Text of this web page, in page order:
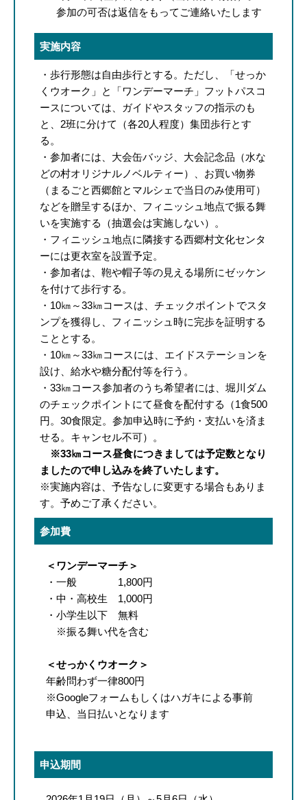
参加の可否は返信をもってご連絡いたします
実施内容
・歩行形態は自由歩行とする。ただし、「せっか
くウオーク」と「ワンデーマーチ」フットパスコ
ースについては、ガイドやスタッフの指示のも
と、2班に分けて（各20人程度）集団歩行とす
る。
・参加者には、大会缶バッジ、大会記念品（水な
どの村オリジナルノベルティー）、お買い物券
（まるごと西郷館とマルシェで当日のみ使用可）
などを贈呈するほか、フィニッシュ地点で振る舞
いを実施する（抽選会は実施しない）。
・フィニッシュ地点に隣接する西郷村文化センタ
ーには更衣室を設置予定。
・参加者は、鞄や帽子等の見える場所にゼッケン
を付けて歩行する。
・10㎞～33㎞コースは、チェックポイントでスタ
ンプを獲得し、フィニッシュ時に完歩を証明する
こととする。
・10㎞～33㎞コースには、エイドステーションを
設け、給水や糖分配付等を行う。
・33㎞コース参加者のうち希望者には、堀川ダム
のチェックポイントにて昼食を配付する（1食500
円。30食限定。参加申込時に予約・支払いを済ま
せる。キャンセル不可）。
※33㎞コース昼食につきましては予定数となり
ましたので申し込みを終了いたします。
※実施内容は、予告なしに変更する場合もありま
す。予めご了承ください。
参加費
＜ワンデーマーチ＞
・一般 1,800円
・中・高校生 1,000円
・小学生以下 無料
※振る舞い代を含む
＜せっかくウオーク＞
年齢問わず一律800円
※Googleフォームもしくはハガキによる事前
申込、当日払いとなります
申込期間